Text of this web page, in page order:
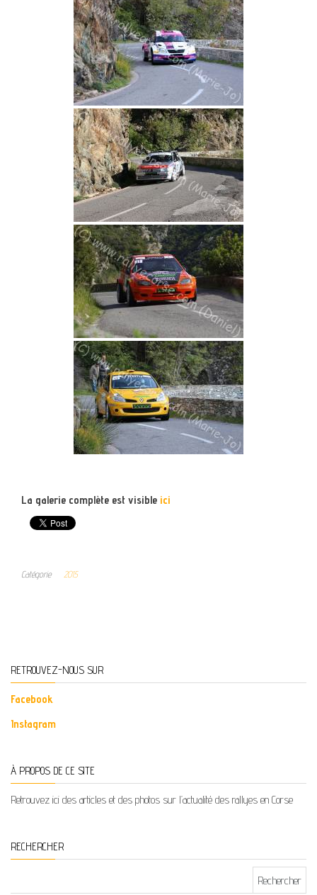
La galerie complète est visible ici
Catégorie 2015
RETROUVEZ-NOUS SUR
Facebook
Instagram
À PROPOS DE CE SITE
Retrouvez ici des articles et des photos sur l’actualité des rallyes en Corse
RECHERCHER